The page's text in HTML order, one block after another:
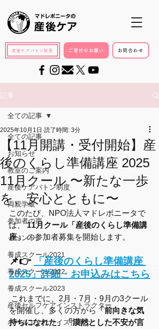
産後ケアバトン制度 ご寄付のお願い お問合わせ
記事
全ての記事
お知らせ
教室のご案内
産後ケアバトン制度
両親学級
参加者の声
イベント
養成スクール2021
養成スクール2022
養成スクール2023
産後セルフケアインストラクター
ボールエクササイズ指導士
全ての記事
【11月開講・受付開始】産
後のくらし準備講座 2025
11月クール 〜新たな一歩
を、安心とともに〜
2025年10月1日 読了時間: 3分
このたび、NPO法人マドレボニータで
は、 11月クール「産後のくらし準備講
座」 の参加者募集を開始します。
📌👉
「産後のくらし準備講座
2025」詳細・お申込みはこちら
を開催し、多くの方から 「前向きな気
持ちになれた」「漠然とした不安が言